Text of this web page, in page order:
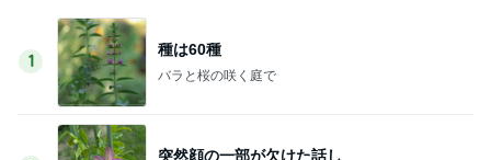
1
種は60種
バラと桜の咲く庭で
突然顔の一部が欠けた話し